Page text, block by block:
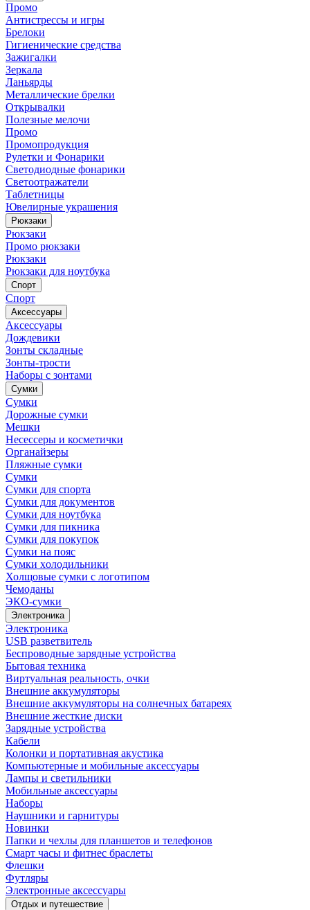
Промо
Антистрессы и игры
Брелоки
Гигиенические средства
Зажигалки
Зеркала
Ланьярды
Металлические брелки
Открывалки
Полезные мелочи
Промо
Промопродукция
Рулетки и Фонарики
Светодиодные фонарики
Светоотражатели
Таблетницы
Ювелирные украшения
Рюкзаки
Рюкзаки
Промо рюкзаки
Рюкзаки
Рюкзаки для ноутбука
Спорт
Спорт
Аксессуары
Аксессуары
Дождевики
Зонты складные
Зонты-трости
Наборы с зонтами
Сумки
Сумки
Дорожные сумки
Мешки
Несессеры и косметички
Органайзеры
Пляжные сумки
Сумки
Сумки для спорта
Сумки для документов
Сумки для ноутбука
Сумки для пикника
Сумки для покупок
Сумки на пояс
Сумки холодильники
Холщовые сумки с логотипом
Чемоданы
ЭКО-сумки
Электроника
Электроника
USB разветвитель
Беспроводные зарядные устройства
Бытовая техника
Виртуальная реальность, очки
Внешние аккумуляторы
Внешние аккумуляторы на солнечных батареях
Внешние жесткие диски
Зарядные устройства
Кабели
Колонки и портативная акустика
Компьютерные и мобильные аксессуары
Лампы и светильники
Мобильные аксессуары
Наборы
Наушники и гарнитуры
Новинки
Папки и чехлы для планшетов и телефонов
Смарт часы и фитнес браслеты
Флешки
Футляры
Электронные аксессуары
Отдых и путешествие